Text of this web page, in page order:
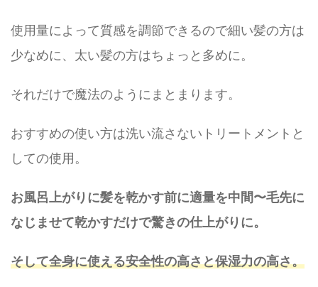
使用量によって質感を調節できるので細い髪の方は
少なめに、太い髪の方はちょっと多めに。
それだけで魔法のようにまとまります。
おすすめの使い方は洗い流さないトリートメントと
しての使用。
お風呂上がりに髪を乾かす前に適量を中間〜毛先に
なじませて乾かすだけで驚きの仕上がりに。
そして全身に使える安全性の高さと保湿力の高さ。